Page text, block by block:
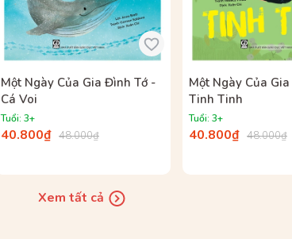
Một Ngày Của Gia Đình Tớ -
Cá Voi
Tuổi: 3+
40.800₫ 48.000₫
Một Ngày Của
Tinh Tinh
Tuổi: 3+
40.800₫ 48.000₫
Xem tất cả